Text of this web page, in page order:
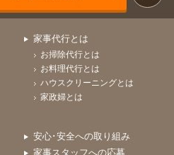
家事代行とは
お掃除代行とは
お料理代行とは
ハウスクリーニングとは
家政婦とは
安心･安全への取り組み
家事スタッフへの応募